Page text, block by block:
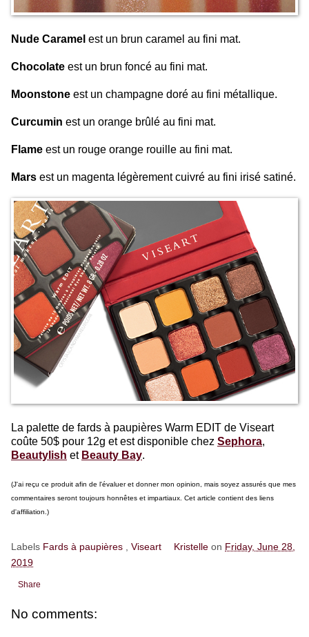
Nude Caramel est un brun caramel au fini mat.
Chocolate est un brun foncé au fini mat.
Moonstone est un champagne doré au fini métallique.
Curcumin est un orange brûlé au fini mat.
Flame est un rouge orange rouille au fini mat.
Mars est un magenta légèrement cuivré au fini irisé satiné.
La palette de fards à paupières Warm EDIT de Viseart
coûte 50$ pour 12g et est disponible chez Sephora,
Beautylish et Beauty Bay.
(J'ai reçu ce produit afin de l'évaluer et donner mon opinion, mais soyez assurés que mes
commentaires seront toujours honnêtes et impartiaux. Cet article contient des liens
d'affiliation.)
Labels Fards à paupières , Viseart Kristelle on Friday, June 28,
2019
Share
No comments: